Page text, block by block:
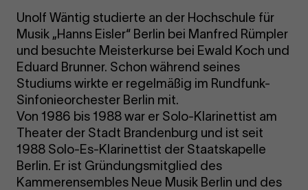
Unolf Wäntig studierte an der Hochschule für
Musik „Hanns Eisler“ Berlin bei Manfred Rümpler
und besuchte Meisterkurse bei Ewald Koch und
Eduard Brunner. Schon während seines
Studiums wirkte er regelmäßig im Rundfunk-
Sinfonieorchester Berlin mit.
Von 1986 bis 1988 war er Solo-Klarinettist am
Theater der Stadt Brandenburg und ist seit
1988 Solo-Es-Klarinettist der Staatskapelle
Berlin. Er ist Gründungsmitglied des
Kammerensembles Neue Musik Berlin und des